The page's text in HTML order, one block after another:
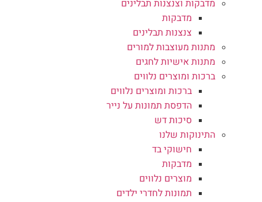
מדבקות וצנצנות תבלינים
מדבקות
צנצנות תבלינים
מתנות מעוצבות למורים
מתנות אישיות לחגים
ברכות ומוצרים נלווים
ברכות ומוצרים נלווים
הדפסת תמונות על נייר
סיכות דש
התינוקות שלנו
חישוקי בד
מדבקות
מוצרים נלווים
תמונות לחדרי ילדים